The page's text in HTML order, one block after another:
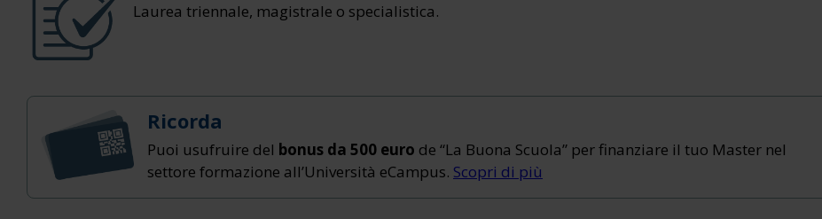
Laurea triennale, magistrale o specialistica.
Ricorda
Puoi usufruire del bonus da 500 euro de “La Buona Scuola” per finanziare il tuo Master nel
settore formazione all’Università eCampus. Scopri di più